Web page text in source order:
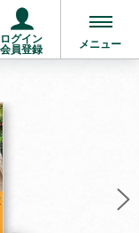
ログイン
会員登録
メニュー